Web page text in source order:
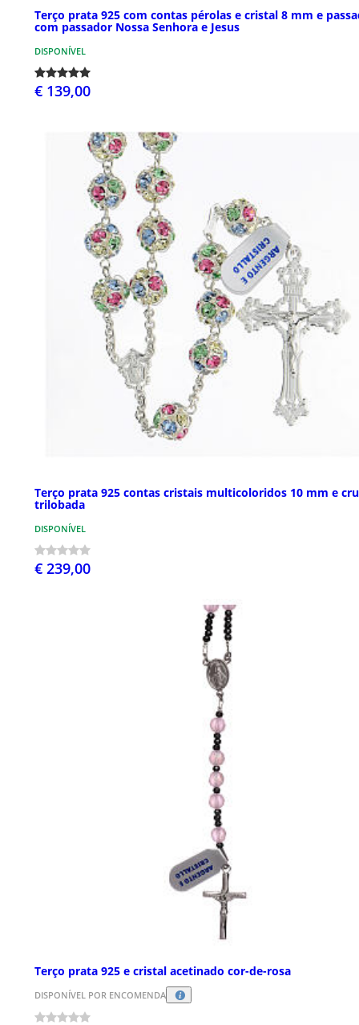
Terço prata 925 com contas pérolas e cristal 8 mm e
com passador Nossa Senhora e Jesus
DISPONÍVEL
€ 139,00
Terço prata 925 contas cristais multicoloridos 10 mm e
trilobada
DISPONÍVEL
€ 239,00
Terço prata 925 e cristal acetinado cor-de-rosa
DISPONÍVEL POR ENCOMENDA